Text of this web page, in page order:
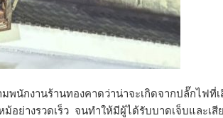
พนักงานร้านทองคาดว่าน่าจะเกิดจากปลั๊กไฟที่
อย่างรวดเร็ว จนทำให้มีผู้ได้รับบาดเจ็บและเ